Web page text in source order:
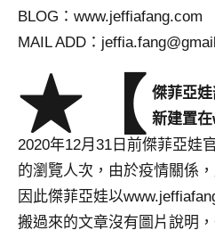
BLOG：www.jeffiafang.com
MAIL ADD：
★【
傑菲亞
新建置
2020年12月31日前傑菲亞娃
的瀏覽人次，由於疫情關係
因此傑菲亞娃以
搬過來的文章沒有圖片說明